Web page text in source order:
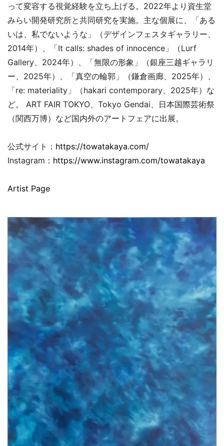
って変容する視覚経験を立ち上げる。2022年より資生堂
みらい開発研究所と共同研究を実施。主な個展に、「ある
いは、私でないような」（デザインフェスタギャラリー、
2014年）、「It calls: shades of innocence」（Lurf
Gallery、2024年）、「無限の形象」（銀座三越ギャラリ
ー、2025年）、「真空の輪郭」（鎌倉画廊、2025年）、
「re: materiality」（hakari contemporary、2025年）な
ど。 ART FAIR TOKYO、Tokyo Gendai、日本国際芸術祭
（関西万博）など国内外のアートフェアに出展。
公式サイト： https://towatakaya.com/
Instagram： https://www.instagram.com/towatakaya
Artist Page